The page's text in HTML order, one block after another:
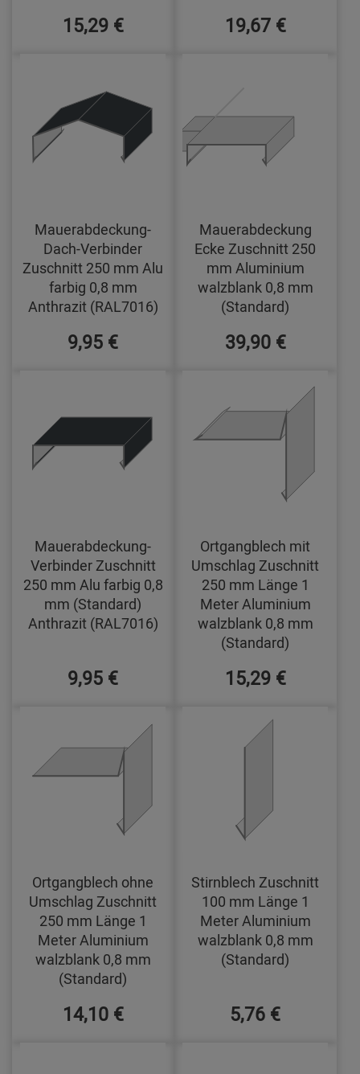
15,29 € 19,67 €
Mauerabdeckung-
Dach-Verbinder
Zuschnitt 250 mm Alu
farbig 0,8 mm
Anthrazit (RAL7016)
9,95 €
Mauerabdeckung
Ecke Zuschnitt 250
mm Aluminium
walzblank 0,8 mm
(Standard)
39,90 €
Mauerabdeckung-
Verbinder Zuschnitt
250 mm Alu farbig 0,8
mm (Standard)
Anthrazit (RAL7016)
9,95 €
Ortgangblech mit
Umschlag Zuschnitt
250 mm Länge 1
Meter Aluminium
walzblank 0,8 mm
(Standard)
15,29 €
Ortgangblech ohne
Umschlag Zuschnitt
250 mm Länge 1
Meter Aluminium
walzblank 0,8 mm
(Standard)
14,10 €
Stirnblech Zuschnitt
100 mm Länge 1
Meter Aluminium
walzblank 0,8 mm
(Standard)
5,76 €